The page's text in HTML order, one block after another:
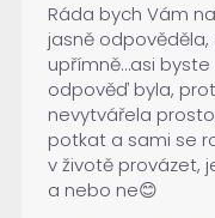
Ráda bych Vám
jasně
upřímně…asi
odpověď byla,
nevytvářela
potkat a sami se
v životě provázet,
a nebo ne😊